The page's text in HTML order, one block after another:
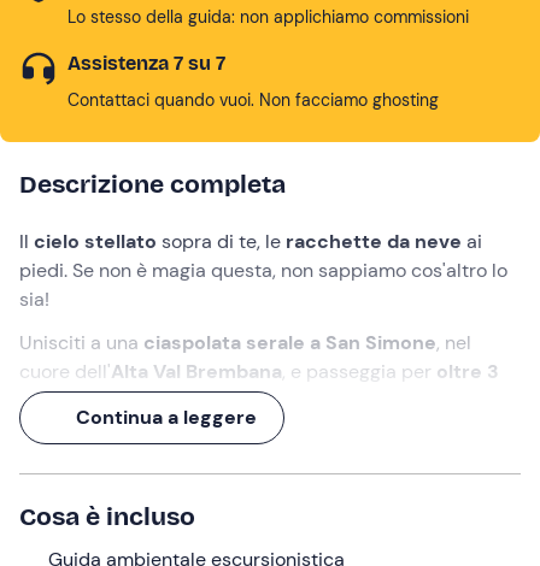
Lo stesso della guida: non applichiamo commissioni
Assistenza 7 su 7
Contattaci quando vuoi. Non facciamo ghosting
Descrizione completa
Il cielo stellato sopra di te, le racchette da neve ai
piedi. Se non è magia questa, non sappiamo cos'altro lo
sia!
Unisciti a una ciaspolata serale a San Simone, nel
cuore dell'Alta Val Brembana, e passeggia per oltre 3
oresul manto nevoso in compagnia di una
ambientale escursionistica.
Torcia frontaleaccesa, si parte!
Cosa faremo
Continua a leggere
Cosa è incluso
Guida ambientale escursionistica